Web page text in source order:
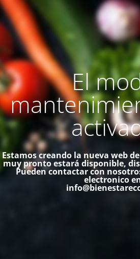
El
Estamos creando la nueva web de
muy pronto estará disponible,
Pueden contactar con
electronico